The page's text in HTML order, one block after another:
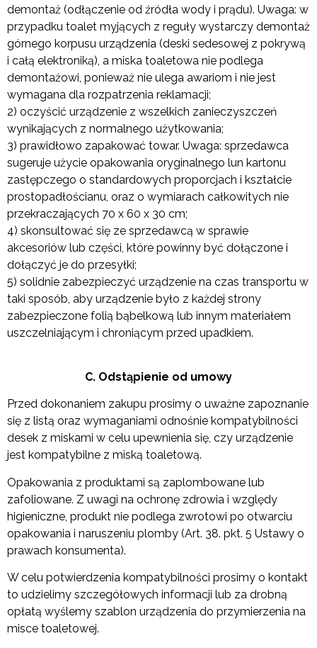
demontaż (odłączenie od źródła wody i prądu). Uwaga: w
przypadku toalet myjących z reguły wystarczy demontaż
górnego korpusu urządzenia (deski sedesowej z pokrywą
i całą elektroniką), a miska toaletowa nie podlega
demontażowi, ponieważ nie ulega awariom i nie jest
wymagana dla rozpatrzenia reklamacji;
2) oczyścić urządzenie z wszelkich zanieczyszczeń
wynikających z normalnego użytkowania;
3) prawidłowo zapakować towar. Uwaga: sprzedawca
sugeruje użycie opakowania oryginalnego lun kartonu
zastępczego o standardowych proporcjach i kształcie
prostopadłościanu, oraz o wymiarach całkowitych nie
przekraczających 70 x 60 x 30 cm;
4) skonsultować się ze sprzedawcą w sprawie
akcesoriów lub części, które powinny być dołączone i
dołączyć je do przesyłki;
5) solidnie zabezpieczyć urządzenie na czas transportu w
taki sposób, aby urządzenie było z każdej strony
zabezpieczone folią bąbelkową lub innym materiałem
uszczelniającym i chroniącym przed upadkiem.
C. Odstąpienie od umowy
Przed dokonaniem zakupu prosimy o uważne zapoznanie
się z listą oraz wymaganiami odnośnie kompatybilności
desek z miskami w celu upewnienia się, czy urządzenie
jest kompatybilne z miską toaletową.
Opakowania z produktami są zaplombowane lub
zafoliowane. Z uwagi na ochronę zdrowia i względy
higieniczne, produkt nie podlega zwrotowi po otwarciu
opakowania i naruszeniu plomby (Art. 38. pkt. 5 Ustawy o
prawach konsumenta).
W celu potwierdzenia kompatybilności prosimy o kontakt
to udzielimy szczegółowych informacji lub za drobną
opłatą wyślemy szablon urządzenia do przymierzenia na
misce toaletowej.